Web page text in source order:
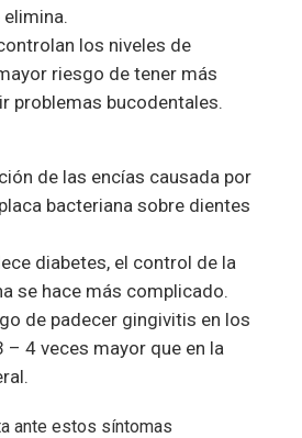
los niveles de
riesgo de tener más
problemas bucodentales.
de las encías causada por
bacteriana sobre dientes
diabetes, el control de la
se hace más complicado.
de padecer gingivitis en los
– 4 veces mayor que en la
ante estos síntomas